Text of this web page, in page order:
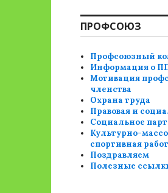
ПРОФСОЮЗ
Профсоюзный
Информация о
Мотивация
членства
Охрана труда
Правовая и
Социальное
Культурно-
спортивная
Поздравляем
Полезные